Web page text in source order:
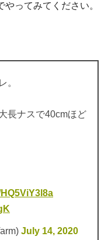
ってみてください。
。
長ナスで40cmほど
July 14, 2020